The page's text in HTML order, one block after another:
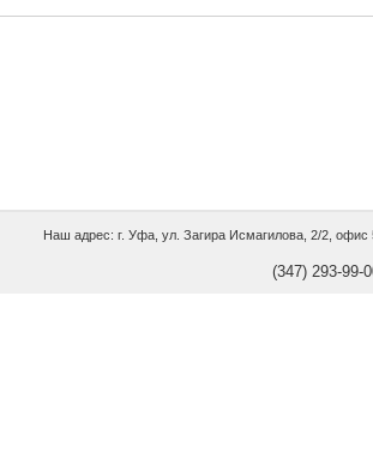
Наш адрес: г. Уфа, ул. Загира Исмагилова, 2/2, офис
(347) 293-99-